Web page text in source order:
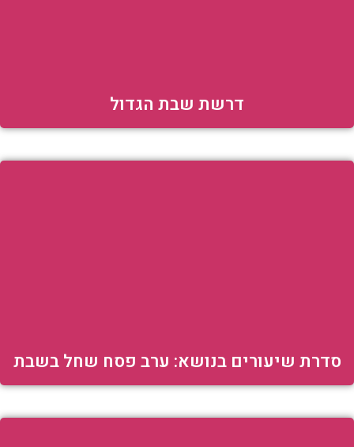
דרשת שבת הגדול
סדרת שיעורים בנושא: ערב פסח שחל בשבת